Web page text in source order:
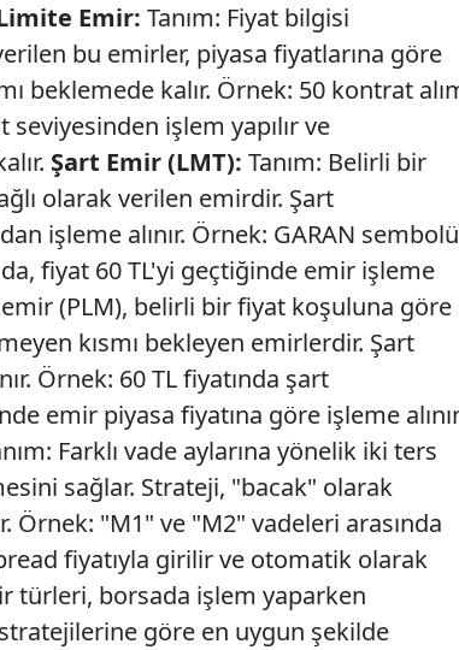
Emir: Tanım: Fiyat bilgisi
bu emirler, piyasa fiyatlarına göre
beklemede kalır. Örnek: 50 kontrat
işlem yapılır ve
Şart Emir (LMT): Tanım: Belirli bir
olarak verilen emirdir. Şart
işleme alınır. Örnek: GARAN sembolü
fiyat 60 TL'yi geçtiğinde emir işleme
emir (PLM), belirli bir fiyat koşuluna göre
kısmı bekleyen emirlerdir. Şart
Örnek: 60 TL fiyatında şart
emir piyasa fiyatına göre işleme
Farklı vade aylarına yönelik iki ters
sağlar. Strateji, "bacak" olarak
Örnek: "M1" ve "M2" vadeleri arasında
fiyatıyla girilir ve otomatik olarak
türleri, borsada işlem yaparken
stratejilerine göre en uygun şekilde